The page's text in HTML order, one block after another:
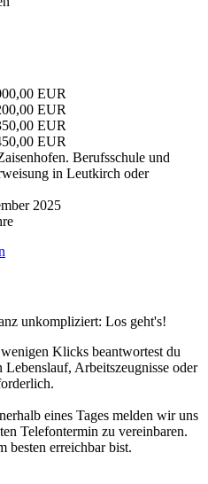
EUR
EUR
EUR
EUR
Berufsschule und
in Leutkirch oder
2025
unkompliziert: Los geht's!
Klicks beantwortest du
Lebenslauf, Arbeitszeugnisse oder
eines Tages melden wir uns
Telefontermin zu vereinbaren.
besten erreichbar bist.